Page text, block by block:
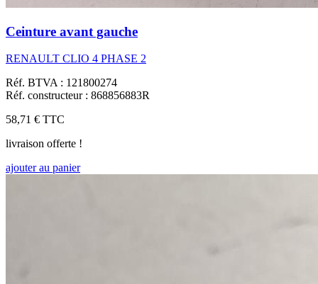
Ceinture avant gauche
RENAULT CLIO 4 PHASE 2
Réf. BTVA : 121800274
Réf. constructeur : 868856883R
58,71 € TTC
livraison offerte !
ajouter au panier